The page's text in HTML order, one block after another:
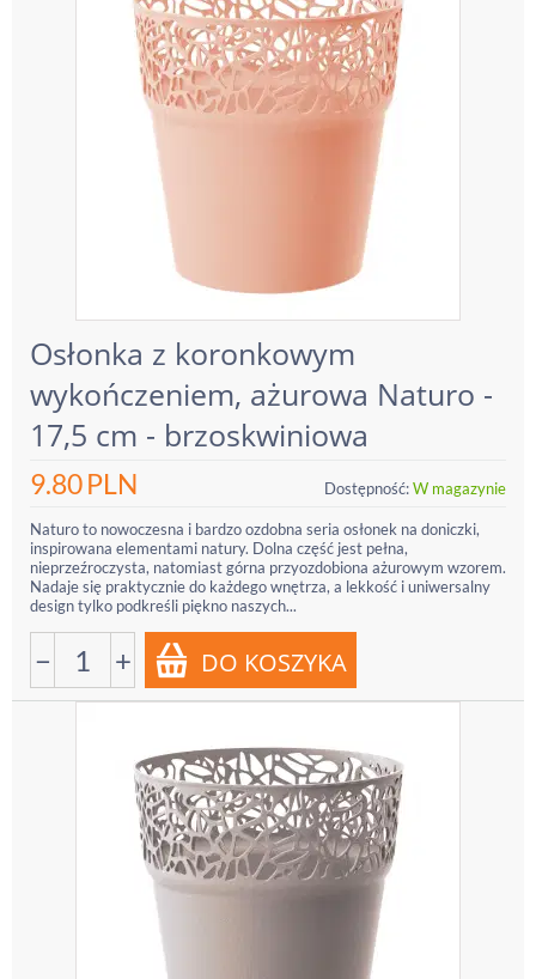
Osłonka z koronkowym
wykończeniem, ażurowa Naturo -
17,5 cm - brzoskwiniowa
9.80PLN Dostępność:W magazynie
Naturo to nowoczesna i bardzo ozdobna seria osłonek na doniczki,
inspirowana elementami natury. Dolna część jest pełna,
nieprzeźroczysta, natomiast górna przyozdobiona ażurowym wzorem.
Nadaje się praktycznie do każdego wnętrza, a lekkość i uniwersalny
design tylko podkreśli piękno naszych...
− +